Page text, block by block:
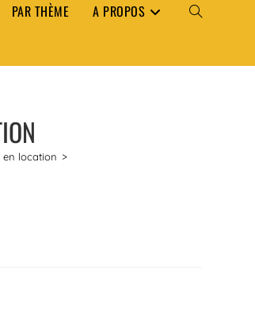
PAR THÈME A PROPOS TOGGLE
en location >